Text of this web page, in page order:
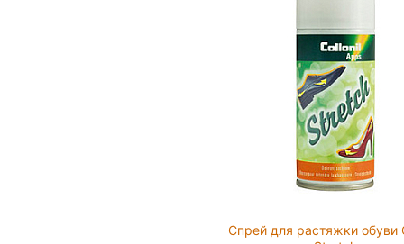
Спрей для растяжки обуви